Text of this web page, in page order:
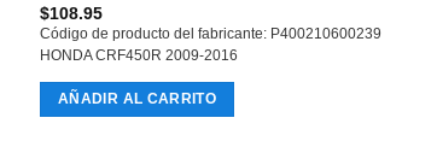
$108.95
Código de producto del fabricante: P400210600239
HONDA CRF450R 2009-2016
AÑADIR AL CARRITO